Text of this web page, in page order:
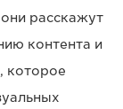
расскажут
контента и
которое